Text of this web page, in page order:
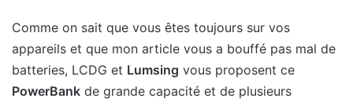
Comme on sait que vous êtes toujours sur vos
appareils et que mon article vous a bouffé pas mal de
batteries, LCDG et Lumsing vous proposent ce
PowerBank de grande capacité et de plusieurs